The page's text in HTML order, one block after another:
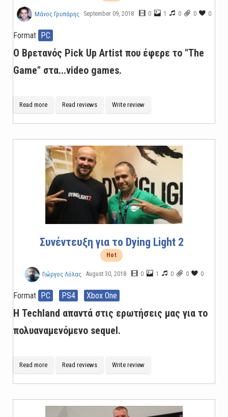
Μάνος Γρυπάρης September 09, 2018 0 1 0 0 0
Format PC
Ο Βρετανός Pick Up Artist που έφερε το "The
Game" στα...video games.
Read more Read reviews Write review
Συνέντευξη για το Dying Light 2
Hot
Γιώργος Λόλας August 30, 2018 0 1 0 0 0
Format PC PS4 Xbox One
Η Techland απαντά στις ερωτήσεις μας για το
πολυαναμενόμενο sequel.
Read more Read reviews Write review